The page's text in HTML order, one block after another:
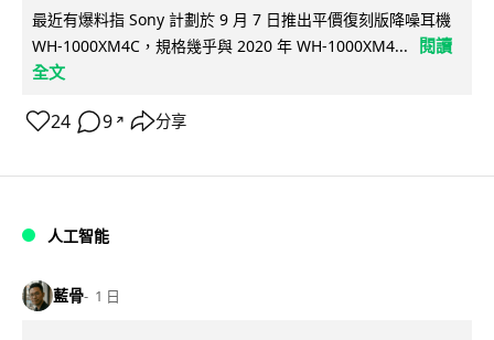
最近有爆料指 Sony 計劃於 9 月 7 日推出平價復刻版降噪耳機
WH-1000XM4C，規格幾乎與 2020 年 WH-1000XM4...
閱讀
全文
24 9 ↗ 分享
人工智能
藍骨 1 日